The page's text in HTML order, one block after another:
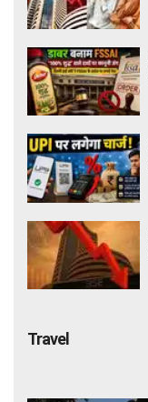
Travel